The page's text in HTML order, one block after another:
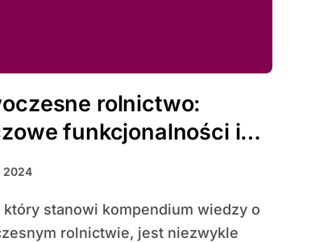
rolnictwo:
funkcjonalności i
z portalu wiedzy dla
2024
rolnictwie, jest niezwykle